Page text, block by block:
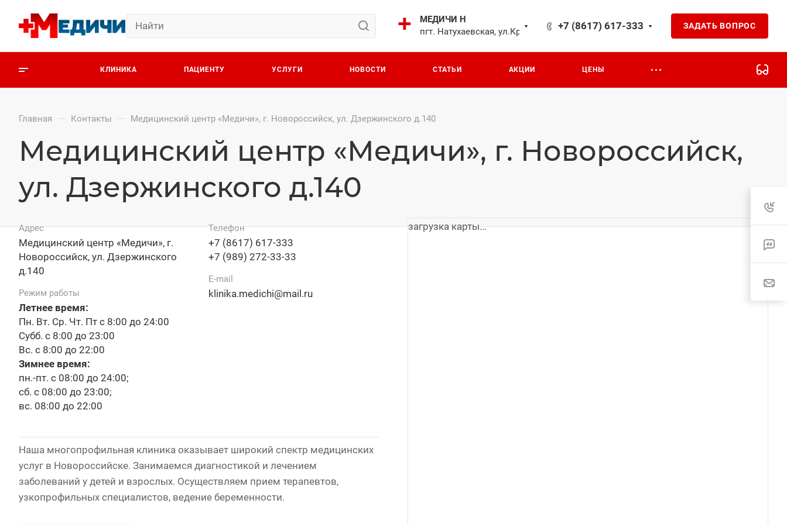
МЕДИЧИ Н
пгт. Натухаевская, ул.Красная 7В
+7 (8617) 617-333 ЗАДАТЬ ВОПРОС
КЛИНИКА ПАЦИЕНТУ УСЛУГИ НОВОСТИ СТАТЬИ АКЦИИ ЦЕНЫ
Главная — Контакты — Медицинский центр «Медичи», г. Новороссийск, ул. Дзержинского д.140
Медицинский центр «Медичи», г. Новороссийск,
ул. Дзержинского д.140
Адрес
Медицинский центр «Медичи», г.
Новороссийск, ул. Дзержинского
д.140
Режим работы
Летнее время:
Пн. Вт. Ср. Чт. Пт с 8:00 до 24:00
Субб. с 8:00 до 23:00
Вс. с 8:00 до 22:00
Зимнее время:
пн.-пт. с 08:00 до 24:00;
сб. с 08:00 до 23:00;
вс. 08:00 до 22:00
Телефон
+7 (8617) 617-333
+7 (989) 272-33-33
E-mail
klinika.medichi@mail.ru
Наша многопрофильная клиника оказывает широкий спектр медицинских
услуг в Новороссийске. Занимаемся диагностикой и лечением
заболеваний у детей и взрослых. Осуществляем прием терапевтов,
узкопрофильных специалистов, ведение беременности.
загрузка карты...